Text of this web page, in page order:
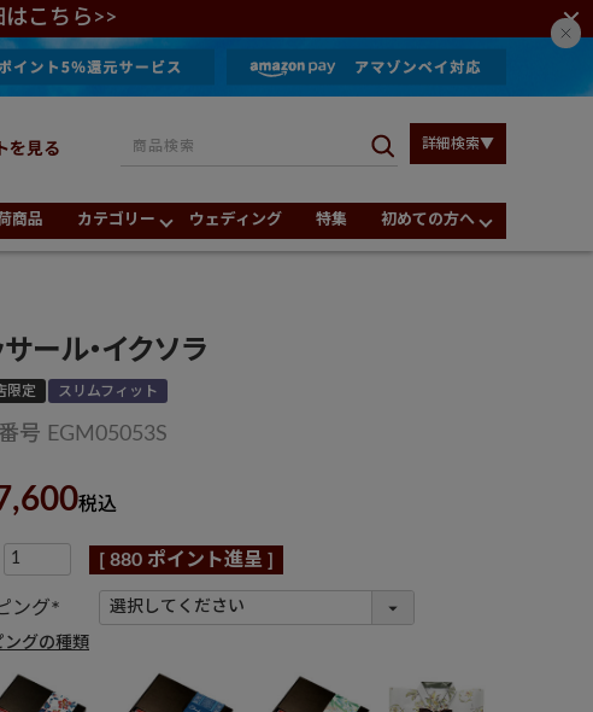
こちら>>
を見る 詳細検索▼
商品 カテゴリー ウェディング 特集 初めての方へ
ール・イクソラ
限定 スリムフィット
号 EGM05053S
税込
[ 880 ポイント進呈 ]
ング
(
須
ングの種類